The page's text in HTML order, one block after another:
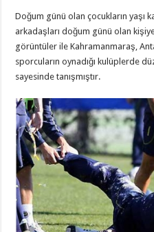
Doğum günü olan çocukların yaşı
arkadaşları doğum günü olan
görüntüler ile Kahramanmaraş,
sporcuların oynadığı kulüplerde
sayesinde tanışmıştır.